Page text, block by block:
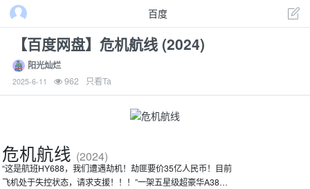
百度
【百度网盘】危机航线 (2024)
阳光灿烂
2025-6-11 962 只看Ta
危机航线 (2024)
“这是航班HY688，我们遭遇劫机！劫匪要价35亿人民币！目前
飞机处于失控状态，请求支援！！！”一架五星级超豪华A380